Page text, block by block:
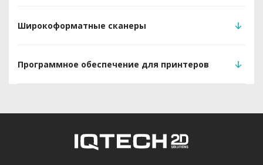
Широкоформатные сканеры
Программное обеспечение для принтеров